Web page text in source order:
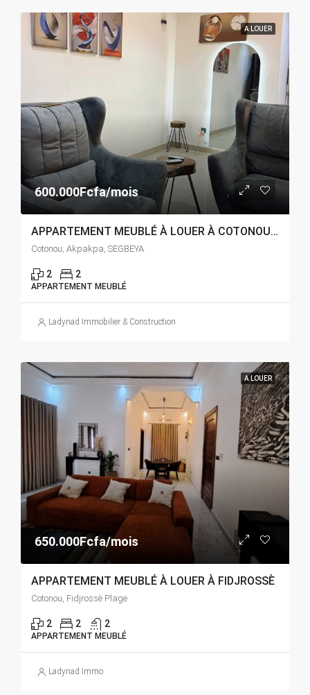
A LOUER
600.000Fcfa/mois
APPARTEMENT MEUBLÉ À LOUER À COTONOU AKPAKPA SEGBEYA
Cotonou, Akpakpa, SEGBEYA
2 2
APPARTEMENT MEUBLÉ
Ladynad Immobilier & Construction
A LOUER
650.000Fcfa/mois
APPARTEMENT MEUBLÉ À LOUER À FIDJROSSÈ
Cotonou, Fidjrossè Plage
2 2 2
APPARTEMENT MEUBLÉ
Ladynad Immo